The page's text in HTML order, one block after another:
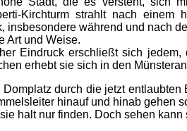
Kirchturm strahlt nach
insbesondere während und nach
Art und Weise.
Eindruck erschließt sich
erhebt sie sich in den
durch die jetzt
hinauf und hinab gehen
halt nur finden. Doch sehen